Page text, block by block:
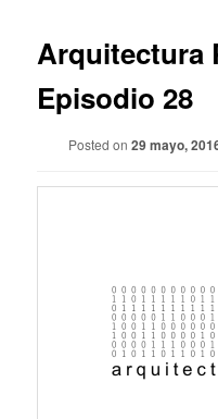
Arquitectura
Episodio 28
Posted on 29 mayo,